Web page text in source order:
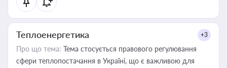
Теплоенергетика +3
Про що тема: Тема стосується правового регулювання
сфери теплопостачання в Україні, що є важливою для